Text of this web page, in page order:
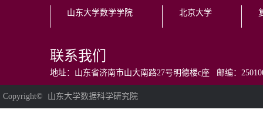
山东大学数学学院 北京大学
联系我们
地址：山东省济南市山大南路27号明德楼c座 邮编：
Copyright© 山东大学数据科学研究院